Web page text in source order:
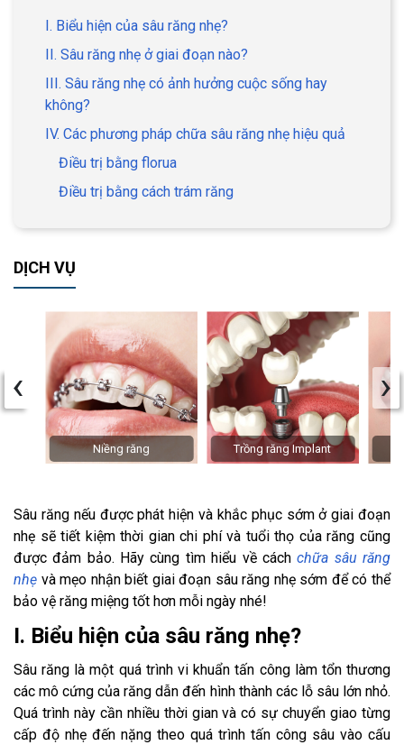
I. Biểu hiện của sâu răng nhẹ?
II. Sâu răng nhẹ ở giai đoạn nào?
III. Sâu răng nhẹ có ảnh hưởng cuộc sống hay
không?
IV. Các phương pháp chữa sâu răng nhẹ hiệu quả
Điều trị bằng florua
Điều trị bằng cách trám răng
DỊCH VỤ
Niềng răng Trồng răng Implant
‹ ›
Sâu răng nếu được phát hiện và khắc phục sớm ở giai đoạn
nhẹ sẽ tiết kiệm thời gian chi phí và tuổi thọ của răng cũng
được đảm bảo. Hãy cùng tìm hiểu về cáchchữa sâu răng
nhẹ và mẹo nhận biết giai đoạn sâu răng nhẹ sớm để có thể
bảo vệ răng miệng tốt hơn mỗi ngày nhé!
I. Biểu hiện của sâu răng nhẹ?
Sâu răng là một quá trình vi khuẩn tấn công làm tổn thương
các mô cứng của răng dẫn đến hình thành các lỗ sâu lớn nhỏ.
Quá trình này cần nhiều thời gian và có sự chuyển giao từng
cấp độ nhẹ đến nặng theo quá trình tấn công sâu vào cấu